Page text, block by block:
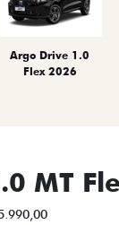
Argo Drive 1.0
Flex 2026
MT